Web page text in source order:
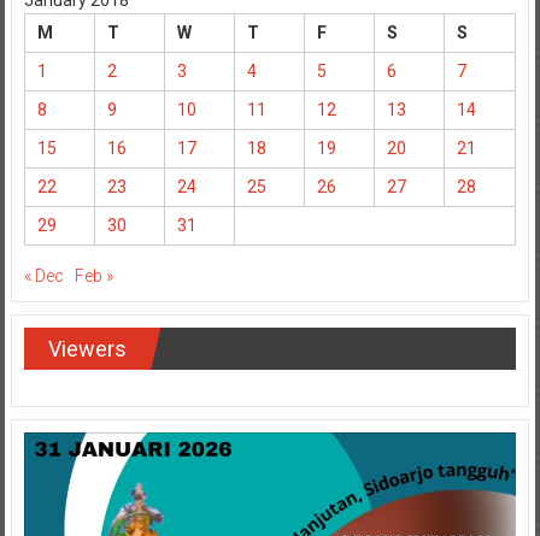
M
T W T F S
S
1
2 3 4 5 6
7
8
9 10 11 12 13
14
15
16 17 18 19 20
21
22
23 24 25 26 27
28
29
30 31
« Dec Feb »
Viewers